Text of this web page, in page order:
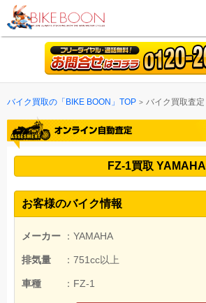
バイク買取の「BIKE BOON」TOP バイク買取査定
FZ-1買取 YAMAHA
お客様のバイク情報
メーカー ：YAMAHA
排気量 ：751cc以上
車種 ：FZ-1